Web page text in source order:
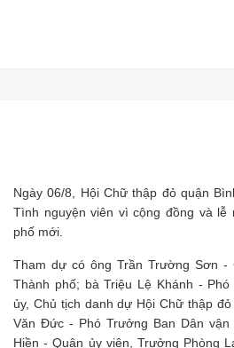
Ngày 06/8, Hội Chữ thập đỏ quận
Tình nguyện viên vì cộng đồng và lễ
phố mới.
Tham dự có ông Trần Trường Sơn -
Thành phố; bà Triệu Lệ Khánh -
ủy, Chủ tịch danh dự Hội Chữ thập
Văn Đức - Phó Trưởng Ban Dân vận
Hiền - Quận ủy viên, Trưởng Phòng